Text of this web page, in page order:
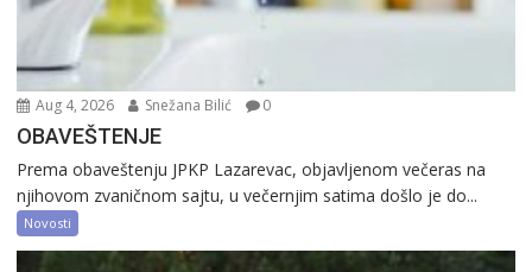
Aug 4, 2026 Snežana Bilić 0
OBAVEŠTENJE
Prema obaveštenju JPKP Lazarevac, objavljenom večeras na
njihovom zvaničnom sajtu, u večernjim satima došlo je do...
Novosti